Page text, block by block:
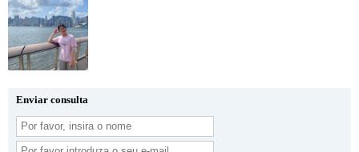
Enviar consulta